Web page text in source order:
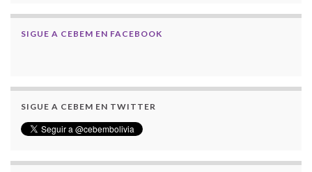
SIGUE A CEBEM EN FACEBOOK
SIGUE A CEBEM EN TWITTER